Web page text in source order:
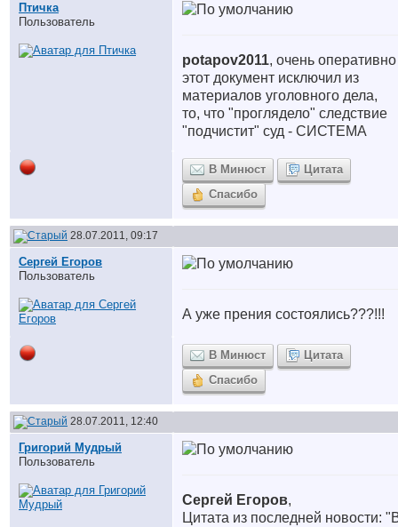
Птичка
Пользователь
potapov2011, очень оперативно
этот документ исключил из
материалов уголовного дела,
то, что "проглядело" следствие
"подчистит" суд - СИСТЕМА
В Минюст
Цитата
Спасибо
28.07.2011, 09:17
Сергей Егоров
Пользователь
А уже прения состоялись???!!!
В Минюст
Цитата
Спасибо
28.07.2011, 12:40
Григорий Мудрый
Пользователь
Сергей Егоров,
Цитата из последней новости: